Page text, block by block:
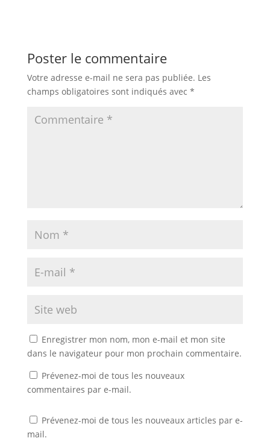
Poster le commentaire
Votre adresse e-mail ne sera pas publiée. Les
champs obligatoires sont indiqués avec *
Enregistrer mon nom, mon e-mail et mon site
dans le navigateur pour mon prochain commentaire.
Prévenez-moi de tous les nouveaux
commentaires par e-mail.
Prévenez-moi de tous les nouveaux articles par e-
mail.